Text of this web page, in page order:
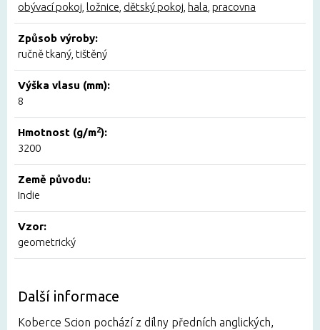
obývací pokoj ložnice dětský pokoj hala pracovna
Způsob výroby:
ručně tkaný, tištěný
Výška vlasu (mm):
8
Hmotnost (g/m2):
3200
Země původu:
Indie
Vzor:
geometrický
Další informace
Koberce Scion pochází z dílny předních anglických,